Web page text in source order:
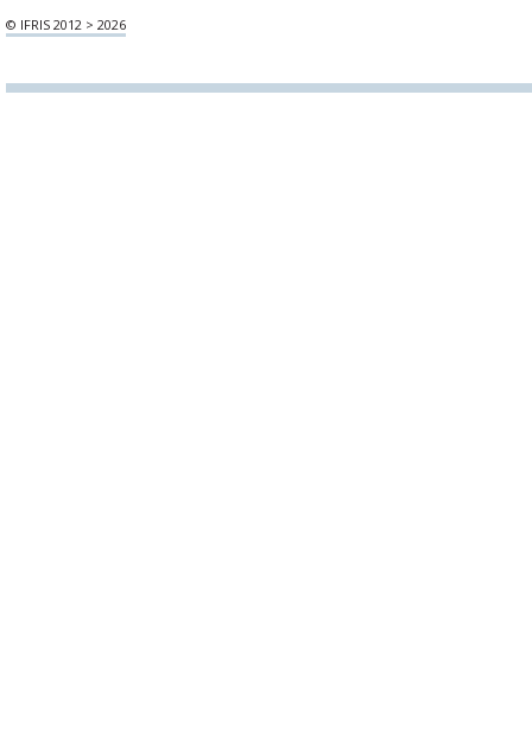
© IFRIS 2012 > 2026